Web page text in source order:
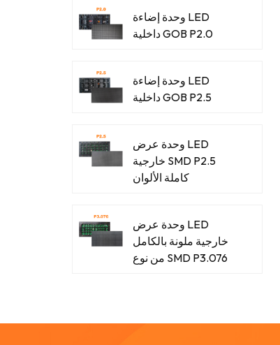
وحدة إضاءة LED
داخلية GOB P2.0
وحدة إضاءة LED
داخلية GOB P2.5
وحدة عرض LED
خارجية SMD P2.5
كاملة الألوان
وحدة عرض LED
خارجية ملونة بالكامل
من نوع SMD P3.076